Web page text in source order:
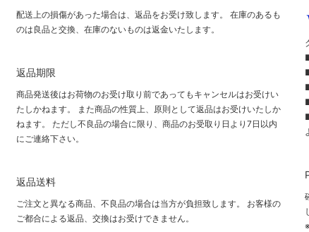
配送上の損傷があった場合は、返品をお受け致します。 在庫のあるも
のは良品と交換、在庫のないものは返金いたします。
返品期限
商品発送後はお荷物のお受け取り前であってもキャンセルはお受けい
たしかねます。 また商品の性質上、原則として返品はお受けいたしか
ねます。 ただし不良品の場合に限り、商品のお受取り日より7日以内
にご連絡下さい。
返品送料
ご注文と異なる商品、不良品の場合は当方が負担致します。 お客様の
ご都合による返品、交換はお受けできません。